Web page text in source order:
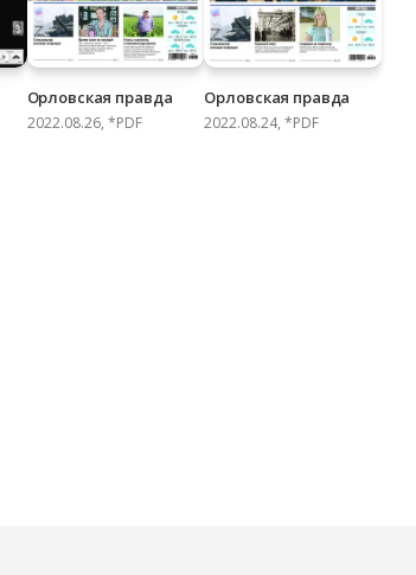
Орловская правда
2022.08.26, *PDF
Орловская правда
2022.08.24, *PDF